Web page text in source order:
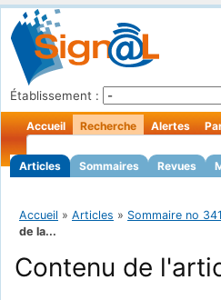
Établissement :
Accueil Recherche
Articles Sommaires Revues
Alertes
Accueil » Articles » Sommaire no
de la...
Contenu de